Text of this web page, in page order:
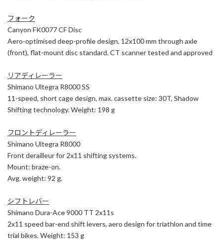
フォーク
Canyon FK0077 CF Disc
Aero-optimised deep-profile design, 12x100 mm through axle
(front), flat-mount disc standard. CT scanner tested and approved
リアディレーラー
Shimano Ultegra R8000 SS
11-speed, short cage design, max. cassette size: 30T, Shadow
Shifting technology. Weight: 198 g
フロントディレーラー
Shimano Ultegra R8000
Front derailleur for 2x11 shifting systems.
Mount: braze-on.
Avg. weight: 92 g.
シフトレバー
Shimano Dura-Ace 9000 TT 2x11s
2x11 speed bar-end shift levers, aero design for triathlon and time
trial bikes. Weight: 153 g